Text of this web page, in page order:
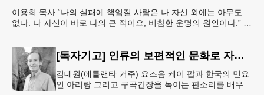
이용희 목사 “나의 실패에 책임질 사람은 나 자신 외에는 아무도
없다. 나 자신이 바로 나의 큰 적이요, 비참한 운명의 원인이다.” 이
[독자기고] 인류의 보편적인 문화로 자리매김 한 K-컬쳐
김대원(애틀랜타 거주) 요즈음 케이 팝과 한국의 민요
인 아리랑 그리고 구곡간장을 녹이는 판소리를 배우고